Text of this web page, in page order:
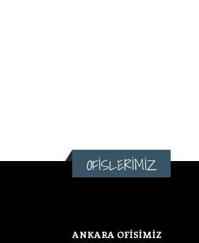
OFİSLERİMİZ
ANKARA OFİSİMİZ